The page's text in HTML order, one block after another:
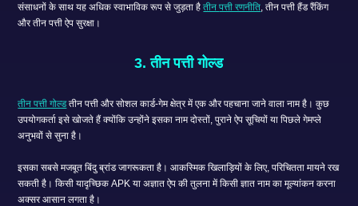
संसाधनों के साथ यह अधिक स्वाभाविक रूप से जुड़ता है
तीन पत्ती रणनीति , तीन पत्ती हैंड रैंकिंग
और तीन पत्ती ऐप सुरक्षा।
3. तीन पत्ती गोल्ड
तीन पत्ती गोल्डतीन पत्ती और सोशल कार्ड-गेम क्षेत्र में एक और पहचाना जाने वाला नाम है। कुछ
उपयोगकर्ता इसे खोजते हैं क्योंकि उन्होंने इसका नाम दोस्तों, पुराने ऐप सूचियों या पिछले गेमप्ले
अनुभवों से सुना है।
इसका सबसे मजबूत बिंदु ब्रांड जागरूकता है। आकस्मिक खिलाड़ियों के लिए, परिचितता मायने रख
सकती है। किसी यादृच्छिक APK या अज्ञात ऐप की तुलना में किसी ज्ञात नाम का मूल्यांकन करना
अक्सर आसान लगता है।